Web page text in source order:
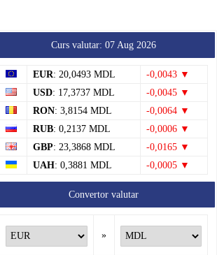
Curs valutar: 07 Aug 2026
EUR: 20,0493 MDL
-0,0043 ▼
USD: 17,3737 MDL
-0,0045 ▼
RON: 3,8154 MDL
-0,0064 ▼
RUB: 0,2137 MDL
-0,0006 ▼
GBP: 23,3868 MDL
-0,0165 ▼
UAH: 0,3881 MDL -0,0005 ▼
Convertor valutar
»